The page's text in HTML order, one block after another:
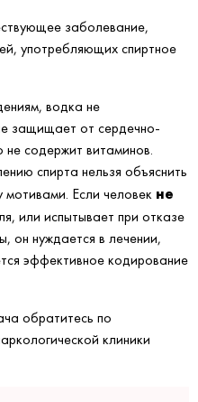
заболевание,
употребляющих спиртное
водка не
защищает от сердечно-
содержит витаминов.
спирта нельзя объяснить
Если человек не
или испытывает при отказе
он нуждается в лечении,
эффективное кодирование
обратитесь по
клиники